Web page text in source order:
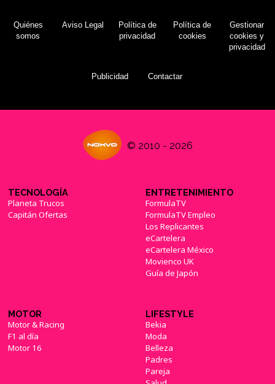
Quiénes
somos
Aviso Legal
Política de
privacidad
Política de
cookies
Gestionar
cookies y
privacidad
Publicidad Contactar
© 2010 - 2026
TECNOLOGÍA
Planeta Trucos
Capitán Ofertas
ENTRETENIMIENTO
FormulaTV
FormulaTV Empleo
Los Replicantes
eCartelera
eCartelera México
Movienco UK
Guía de Japón
MOTOR
Motor & Racing
F1 al día
Motor 16
LIFESTYLE
Bekia
Moda
Belleza
Padres
Pareja